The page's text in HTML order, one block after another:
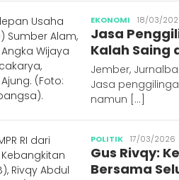
EKONOMI Publisher
18/03/
Jasa
Kalah Saing
Jember,
Jasa
namun […]
POLITIKPublisher
17/03/2026
Gus Rivqy:
Bersama